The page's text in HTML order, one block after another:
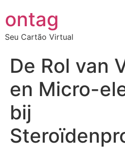
ontag
Seu Cartão Virtual
De Rol van
en Micro-
bij